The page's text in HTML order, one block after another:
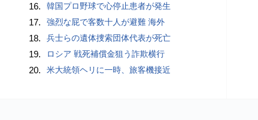
16. 韓国プロ野球で心停止患者が発生
17. 強烈な屁で客数十人が避難 海外
18. 兵士らの遺体捜索団体代表が死亡
19. ロシア 戦死補償金狙う詐欺横行
20. 米大統領ヘリに一時、旅客機接近